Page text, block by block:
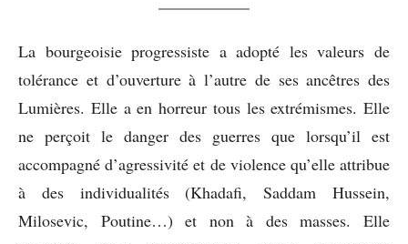
La bourgeoisie progressiste a adopté les valeurs de
tolérance et d’ouverture à l’autre de ses ancêtres des
Lumières. Elle a en horreur tous les extrémismes. Elle
ne perçoit le danger des guerres que lorsqu’il est
accompagné d’agressivité et de violence qu’elle attribue
à des individualités (Khadafi, Saddam Hussein,
Milosevic, Poutine…) et non à des masses. Elle